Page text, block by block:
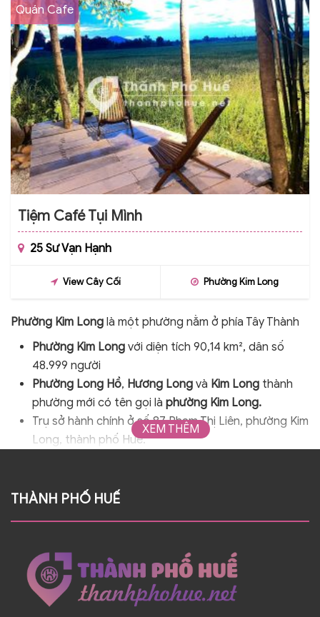
Quán Cafe
Tiệm Café Tụi Mình
25 Sư Vạn Hạnh
View Cây Cối Phường Kim Long
Phường Kim Long là một phường nằm ở phía Tây Thành
phố Huế, bên bờ của Bắc Sông Hương. Trước đây là
thủ phủ của các Chúa Nguyễn Đàng Trong. Nguyên
trước đây là xã Xuân Long, được tách ra từ xã Hương
Long, huyện Hương Trà. Đến năm 1983, được Hội đồng
Bộ trưởng quyết định đổi tên từ xã Xuân Long thành
phường Kim Long theo Quyết định số 03-HĐBT, ngày 06
tháng 01 năm 1983.
Phường Kim Long với diện tích 90,14 km², dân số
48.999 người
Phường Long Hồ, Hương Long và Kim Long thành
phường mới có tên gọi là phường Kim Long.
Trụ sở hành chính ở số 87 Phạm Thị Liên, phường Kim
Long, thành phố Huế.
XEM THÊM
THÀNH PHỐ HUẾ